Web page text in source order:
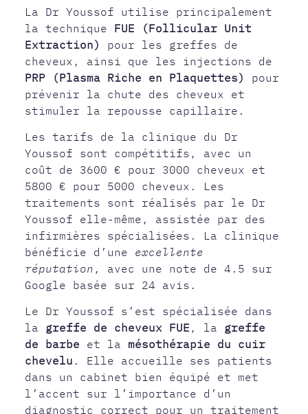
La Dr Youssof utilise principalement
la technique FUE (Follicular Unit
Extraction)
pour les greffes de
cheveux, ainsi que les injections de
PRP (Plasma Riche en Plaquettes)
pour
prévenir la chute des cheveux et
stimuler la repousse capillaire.
Les tarifs de la clinique du Dr
Youssof sont compétitifs, avec un
coût de 3600 € pour 3000 cheveux et
5800 € pour 5000 cheveux. Les
traitements sont réalisés par le Dr
Youssof elle-même, assistée par des
infirmières spécialisées. La clinique
bénéficie d’une excellente
réputation , avec une note de 4.5 sur
Google basée sur 24 avis.
Le Dr Youssof s’est spécialisée dans
la greffe de cheveux FUE , la greffe
de barbe et la mésothérapie du cuir
chevelu . Elle accueille ses patients
dans un cabinet bien équipé et met
l’accent sur l’importance d’un
diagnostic correct pour un traitement